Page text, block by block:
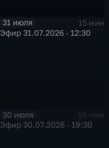
31 июля
15 мин
Эфир 31.07.2026 · 12:30
30 июля
16 мин
Эфир 30.07.2026 · 19:30